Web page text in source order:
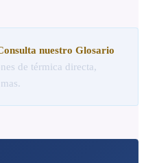
nuestro Glosario
de térmica directa,